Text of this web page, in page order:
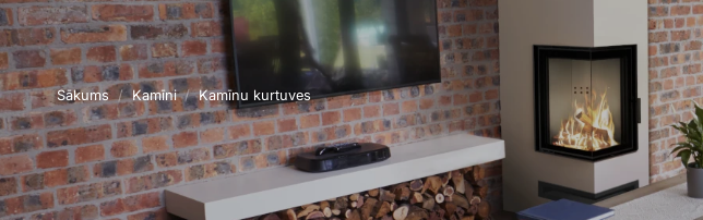
Sākums / Kamīni / Kamīnu kurtuves